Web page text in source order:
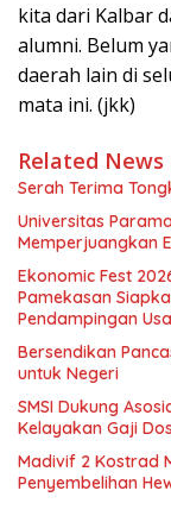
kita dari Kalbar
alumni. Belum
daerah lain di
mata ini. (jkk)
Related News
Serah Terima
Universitas
Memperjuangkan
Ekonomic Fest
Pamekasan
Pendampingan
Bersendikan
untuk Negeri
SMSI Dukung
Kelayakan Gaji
Madivif 2 Kostrad
Penyembelihan